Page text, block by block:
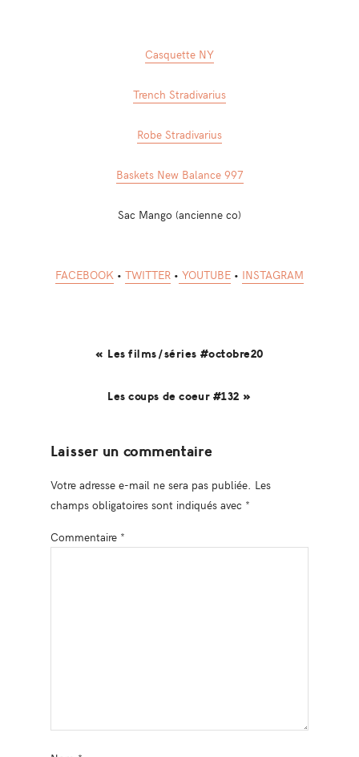
Casquette NY
Trench Stradivarius
Robe Stradivarius
Baskets New Balance 997
Sac Mango (ancienne co)
FACEBOOK • TWITTER • YOUTUBE • INSTAGRAM
« Les films/séries #octobre20
Les coups de coeur #132 »
Interactions
Laisser un commentaire
Votre adresse e-mail ne sera pas publiée. Les
champs obligatoires sont indiqués avec *
Commentaire *